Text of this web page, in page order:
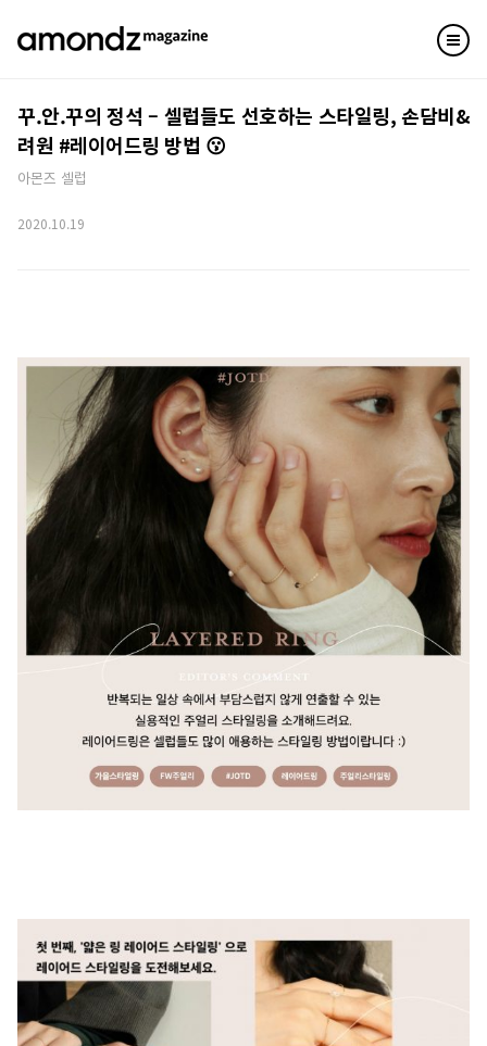
꾸.안.꾸의 정석 – 셀럽들도 선호하는 스타일링, 손담비&
려원 #레이어드링 방법 😗
아몬즈 셀럽
2020.10.19